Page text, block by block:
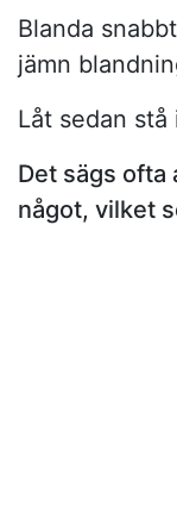
Blanda
jämn
Låt sedan stå
Det sägs ofta
något, vilket